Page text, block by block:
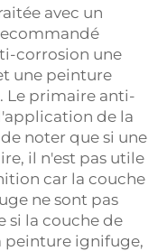
avec un
corrosion une
une peinture
Le primaire anti-
de la
noter que si une
il n'est pas utile
car la couche
ne sont pas
si la couche de
peinture ignifuge,